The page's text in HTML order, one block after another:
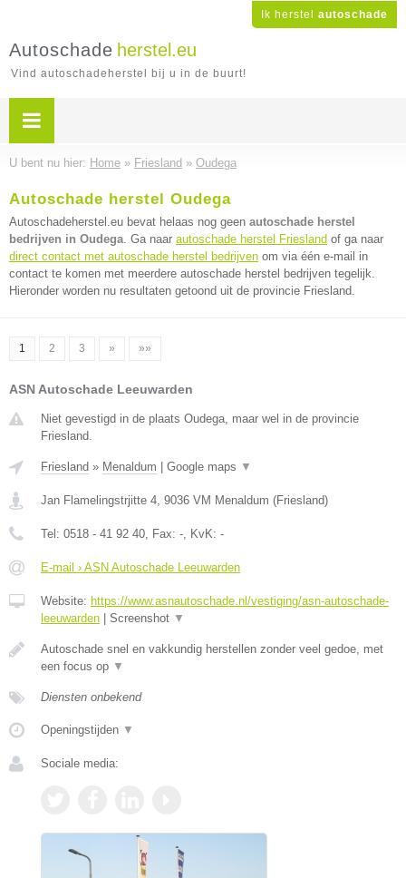
Ik herstel autoschade
Autoschade herstel.eu
Vind autoschadeherstel bij u in de buurt!
U bent nu hier: Home » Friesland » Oudega
Autoschade herstel Oudega
Autoschadeherstel.eu bevat helaas nog geen autoschade herstel
bedrijven in Oudega. Ga naar autoschade herstel Friesland of ga naar
direct contact met autoschade herstel bedrijven om via één e-mail in
contact te komen met meerdere autoschade herstel bedrijven tegelijk.
Hieronder worden nu resultaten getoond uit de provincie Friesland.
1 2 3 » »»
ASN Autoschade Leeuwarden
Niet gevestigd in de plaats Oudega, maar wel in de provincie
Friesland.
Friesland » Menaldum Google maps ▼
Jan Flamelingstrjitte 4, 9036 VM Menaldum (Friesland)
Tel: 0518 - 41 92 40, Fax: -, KvK: -
E-mail › ASN Autoschade Leeuwarden
Website: https://www.asnautoschade.nl/vestiging/asn-autoschade-
leeuwarden
Screenshot ▼
Autoschade snel en vakkundig herstellen zonder veel gedoe, met
een focus op ▼
Diensten onbekend
Openingstijden ▼
Sociale media: